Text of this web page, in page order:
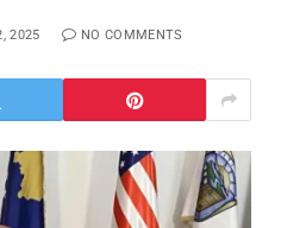
2025 NO COMMENTS